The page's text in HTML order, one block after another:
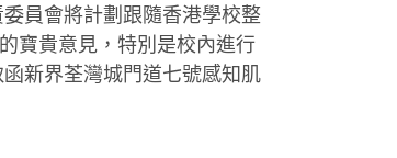
員會將計劃跟隨香港學校整
寶貴意見，特別是校內進行
新界荃灣城門道七號感知肌